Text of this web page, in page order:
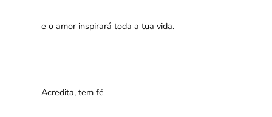
e o amor inspirará toda a tua vida.
Acredita, tem fé